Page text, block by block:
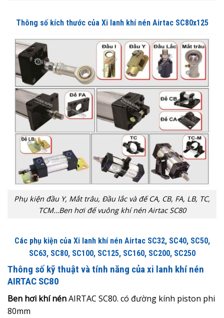
Thông số kích thước của Xi lanh khí nén Airtac SC80x125
Phụ kiện đầu Y, Mắt trâu, Đầu lắc và đế CA, CB, FA, LB, TC,
TCM…Ben hơi đế vuông khí nén Airtac SC80
Các phụ kiện của Xi lanh khí nén Airtac SC32, SC40, SC50,
SC63, SC80, SC100, SC125, SC160, SC200, SC250
Thông số kỹ thuật và tính năng của xi lanh khí nén
AIRTAC SC80
Ben hơi khí nénAIRTAC SC80. có đường kính piston phi
80mm